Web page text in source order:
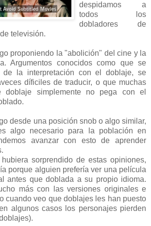
despidamos a
todos los
dobladores de
televisión.
proponiendo la "abolición" del cine y la
Argumentos conocidos como que se
de la interpretación con el doblaje, se
díficiles de traducir, o que muchas
simplemente no pega con el
desde una posición snob o algo similar,
algo necesario para la población en
avanzar con esto de aprender
sorprendido de estas opiniones,
porque alguien prefería ver una película
antes que doblada a su propio idioma.
más con las versiones originales e
cuando veo que doblajes les han puesto
algunos casos los personajes pierden